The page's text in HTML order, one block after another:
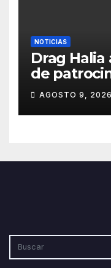
NOTICIAS
Drag
de
de Las
Canaria
AGOSTO 9, 2026